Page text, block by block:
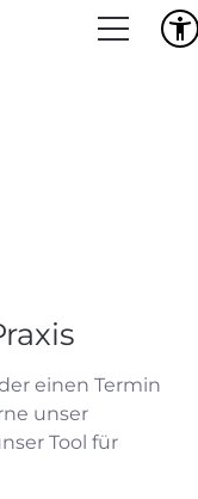
einen Termin
unser
Tool für